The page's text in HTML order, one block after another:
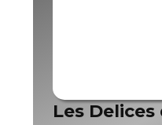
Les Delices